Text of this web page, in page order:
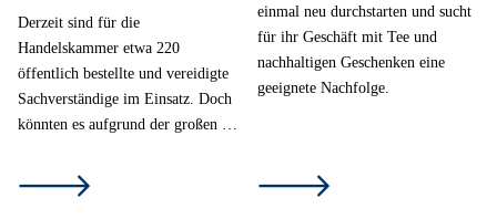
Derzeit sind für die
Handelskammer etwa 220
öffentlich bestellte und vereidigte
Sachverständige im Einsatz. Doch
könnten es aufgrund der großen …
einmal neu durchstarten und sucht
für ihr Geschäft mit Tee und
nachhaltigen Geschenken eine
geeignete Nachfolge.